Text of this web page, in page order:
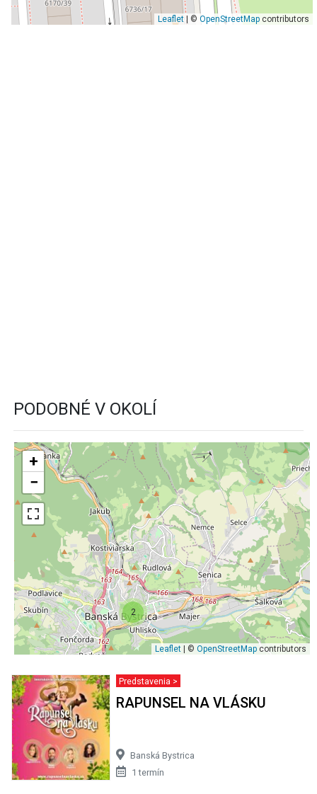
Leaflet| © OpenStreetMapcontributors
PODOBNÉ V OKOLÍ
2
+
−
Leaflet | © OpenStreetMap contributors
Predstavenia >
RAPUNSEL NA VLÁSKU
Banská Bystrica
1 termín